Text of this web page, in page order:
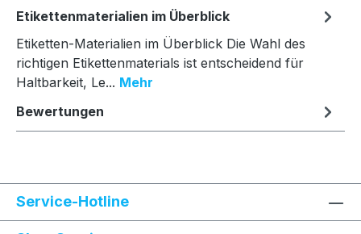
Etikettenmaterialien im Überblick
Etiketten-Materialien im Überblick Die Wahl des
richtigen Etikettenmaterials ist entscheidend für
Haltbarkeit, Le... Mehr
Bewertungen
Service-Hotline